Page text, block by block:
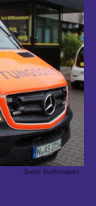
Quelle: Stadtmagazin